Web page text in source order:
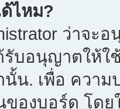
ไหม?
ว่าจะ
บอนุญาตให้ใ
นั้น. เพื่อ ควา
ของบอร์ด โด